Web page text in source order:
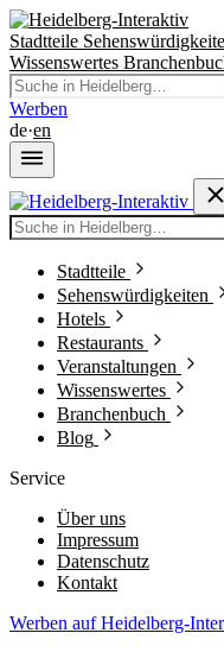
Stadtteile
Wissenswertes
Werben
de·en
Stadtteile
Sehenswürdigkeiten
Hotels
Restaurants
Veranstaltungen
Wissenswertes
Branchenbuch
Blog
Service
Über uns
Impressum
Datenschutz
Kontakt
Werben auf Heidelberg-